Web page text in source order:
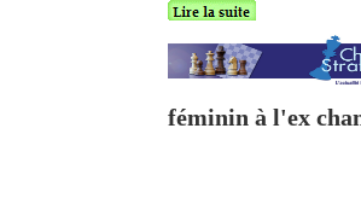
féminin à l'ex